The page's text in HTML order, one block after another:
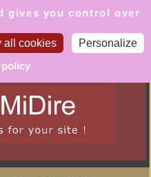
gives you control over
all cookies
Personalize
policy